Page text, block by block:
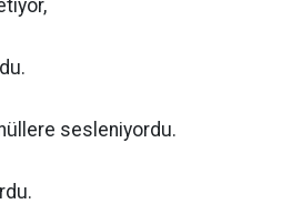
sesleniyordu.